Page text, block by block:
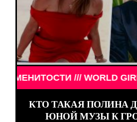
GIRLS /// ДЕВУШКИ
КТО ТАКАЯ ПОЛИНА
ЮНОЙ МУЗЫ К